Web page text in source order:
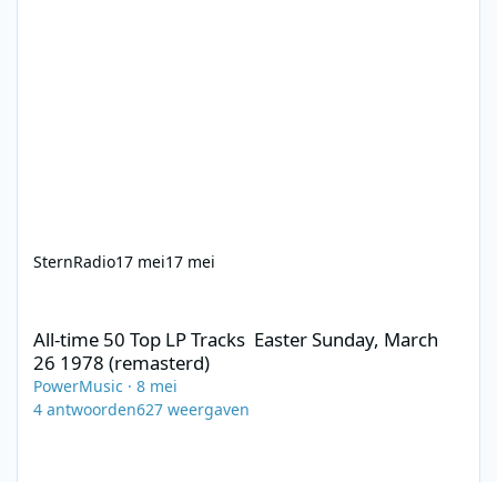
SternRadio17 mei17 mei
All-time 50 Top LP Tracks Easter Sunday, March
26 1978 (remasterd)
PowerMusic · 8 mei
4 antwoorden627 weergaven